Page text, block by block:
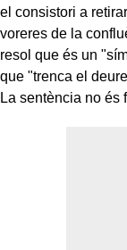
el consistori a
voreres de la
resol que és un
que "trenca el
La sentència no és